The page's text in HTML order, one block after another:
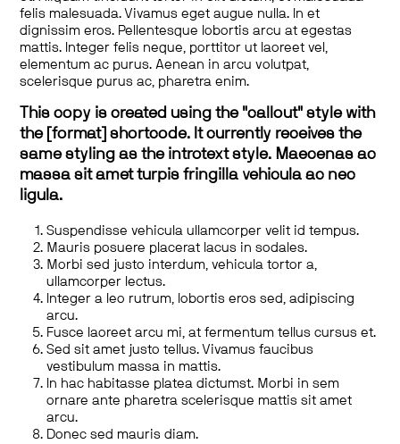
felis malesuada. Vivamus eget augue nulla. In et
dignissim eros. Pellentesque lobortis arcu at egestas
mattis. Integer felis neque, porttitor ut laoreet vel,
elementum ac purus. Aenean in arcu volutpat,
scelerisque purus ac, pharetra enim.
This copy is created using the "callout" style with
the [format] shortcode. It currently receives the
same styling as the introtext style. Maecenas ac
massa sit amet turpis fringilla vehicula ac nec
ligula.
Suspendisse vehicula ullamcorper velit id tempus.
Mauris posuere placerat lacus in sodales.
Morbi sed justo interdum, vehicula tortor a,
ullamcorper lectus.
Integer a leo rutrum, lobortis eros sed, adipiscing
arcu.
Fusce laoreet arcu mi, at fermentum tellus cursus et.
Sed sit amet justo tellus. Vivamus faucibus
vestibulum massa in mattis.
In hac habitasse platea dictumst. Morbi in sem
ornare ante pharetra scelerisque mattis sit amet
arcu.
Donec sed mauris diam.